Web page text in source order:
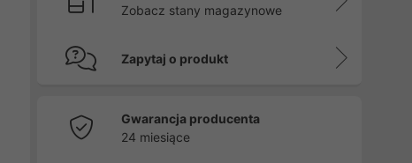
Zobacz stany magazynowe
Zapytaj o produkt
Gwarancja producenta
24 miesiące